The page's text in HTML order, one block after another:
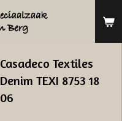
Casadeco Textiles
Denim TEXI 8753 18
06